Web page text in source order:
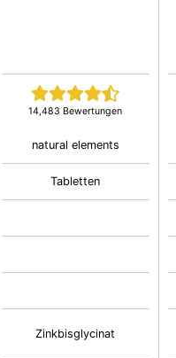
14,483 Bewertungen
natural elements
Tabletten
Zinkbisglycinat